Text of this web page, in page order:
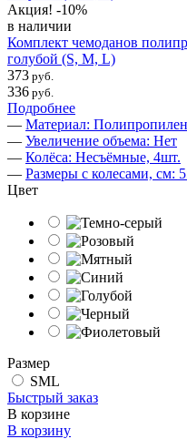
Акция! -10%
в наличии
Комплект чемоданов
голубой (S, M, L)
373 руб.
336 руб.
Подробнее
— Материал: Полипропилен
— Увеличение объема: Нет
— Колёса: Несъёмные, 4шт.
— Размеры с колесами, см:
Цвет
Размер
SML
Быстрый заказ
В корзине
В корзину